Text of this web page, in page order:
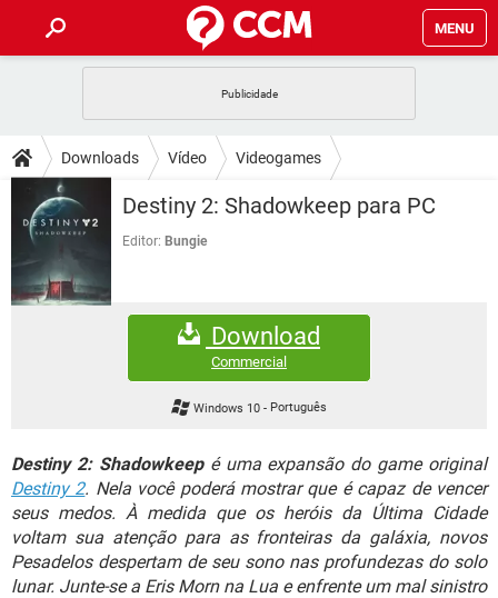
MENU
CELULAR FACEBOOK
OUTLOOK EXCEL
INSTAGRAM
GUIA DE COMPRAS
DICAS
JOGOS WHATSAPP
CELULAR
OUTLOOK
INSTAGRAM
DOWNLOADS
JOGOS
CELULAR
EXCEL
GMAIL
FÓRUM
JOGOS
FACEBOOK
EXCEL
GMAIL
GLOSSÁRIO
WHATSAPP
INSTAGRAM GMAIL
GUIA DE COMPRAS
Downloads Vídeo Videogames
Destiny 2: Shadowkeep para PC
Editor: Bungie
Download
Commercial
Windows 10- Português
Destiny 2: Shadowkeepé uma expansão do game original
Destiny 2. Nela você poderá mostrar que é capaz de vencer
seus medos. À medida que os heróis da Última Cidade
voltam sua atenção para as fronteiras da galáxia, novos
Pesadelos despertam de seu sono nas profundezas do solo
lunar. Junte-se a Eris Morn na Lua e enfrente um mal sinistro